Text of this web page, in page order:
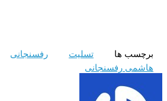
برچسب ها تسلیت رفسنجانی
هاشمی رفسنجانی